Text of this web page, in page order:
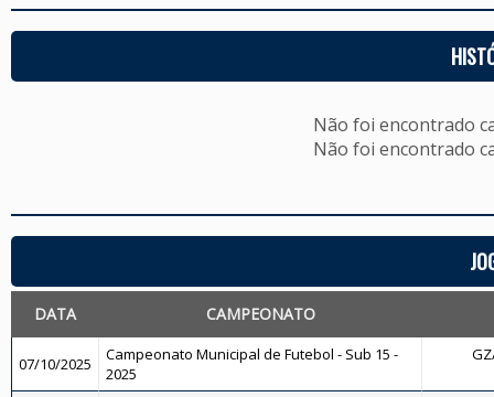
Não foi encontrado
Não foi encontrado
DATA CAMPEONATO
07/10/2025
Campeonato Municipal de Futebol - Sub 15 -
2025